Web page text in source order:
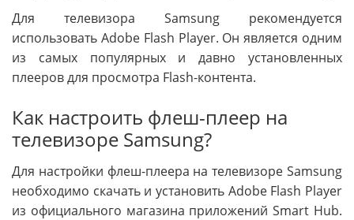
Для телевизора Samsung рекомендуется
использовать Adobe Flash Player. Он является одним
из самых популярных и давно установленных
плееров для просмотра Flash-контента.
Как настроить флеш-плеер на
телевизоре Samsung?
Для настройки флеш-плеера на телевизоре Samsung
необходимо скачать и установить Adobe Flash Player
из официального магазина приложений Smart Hub.